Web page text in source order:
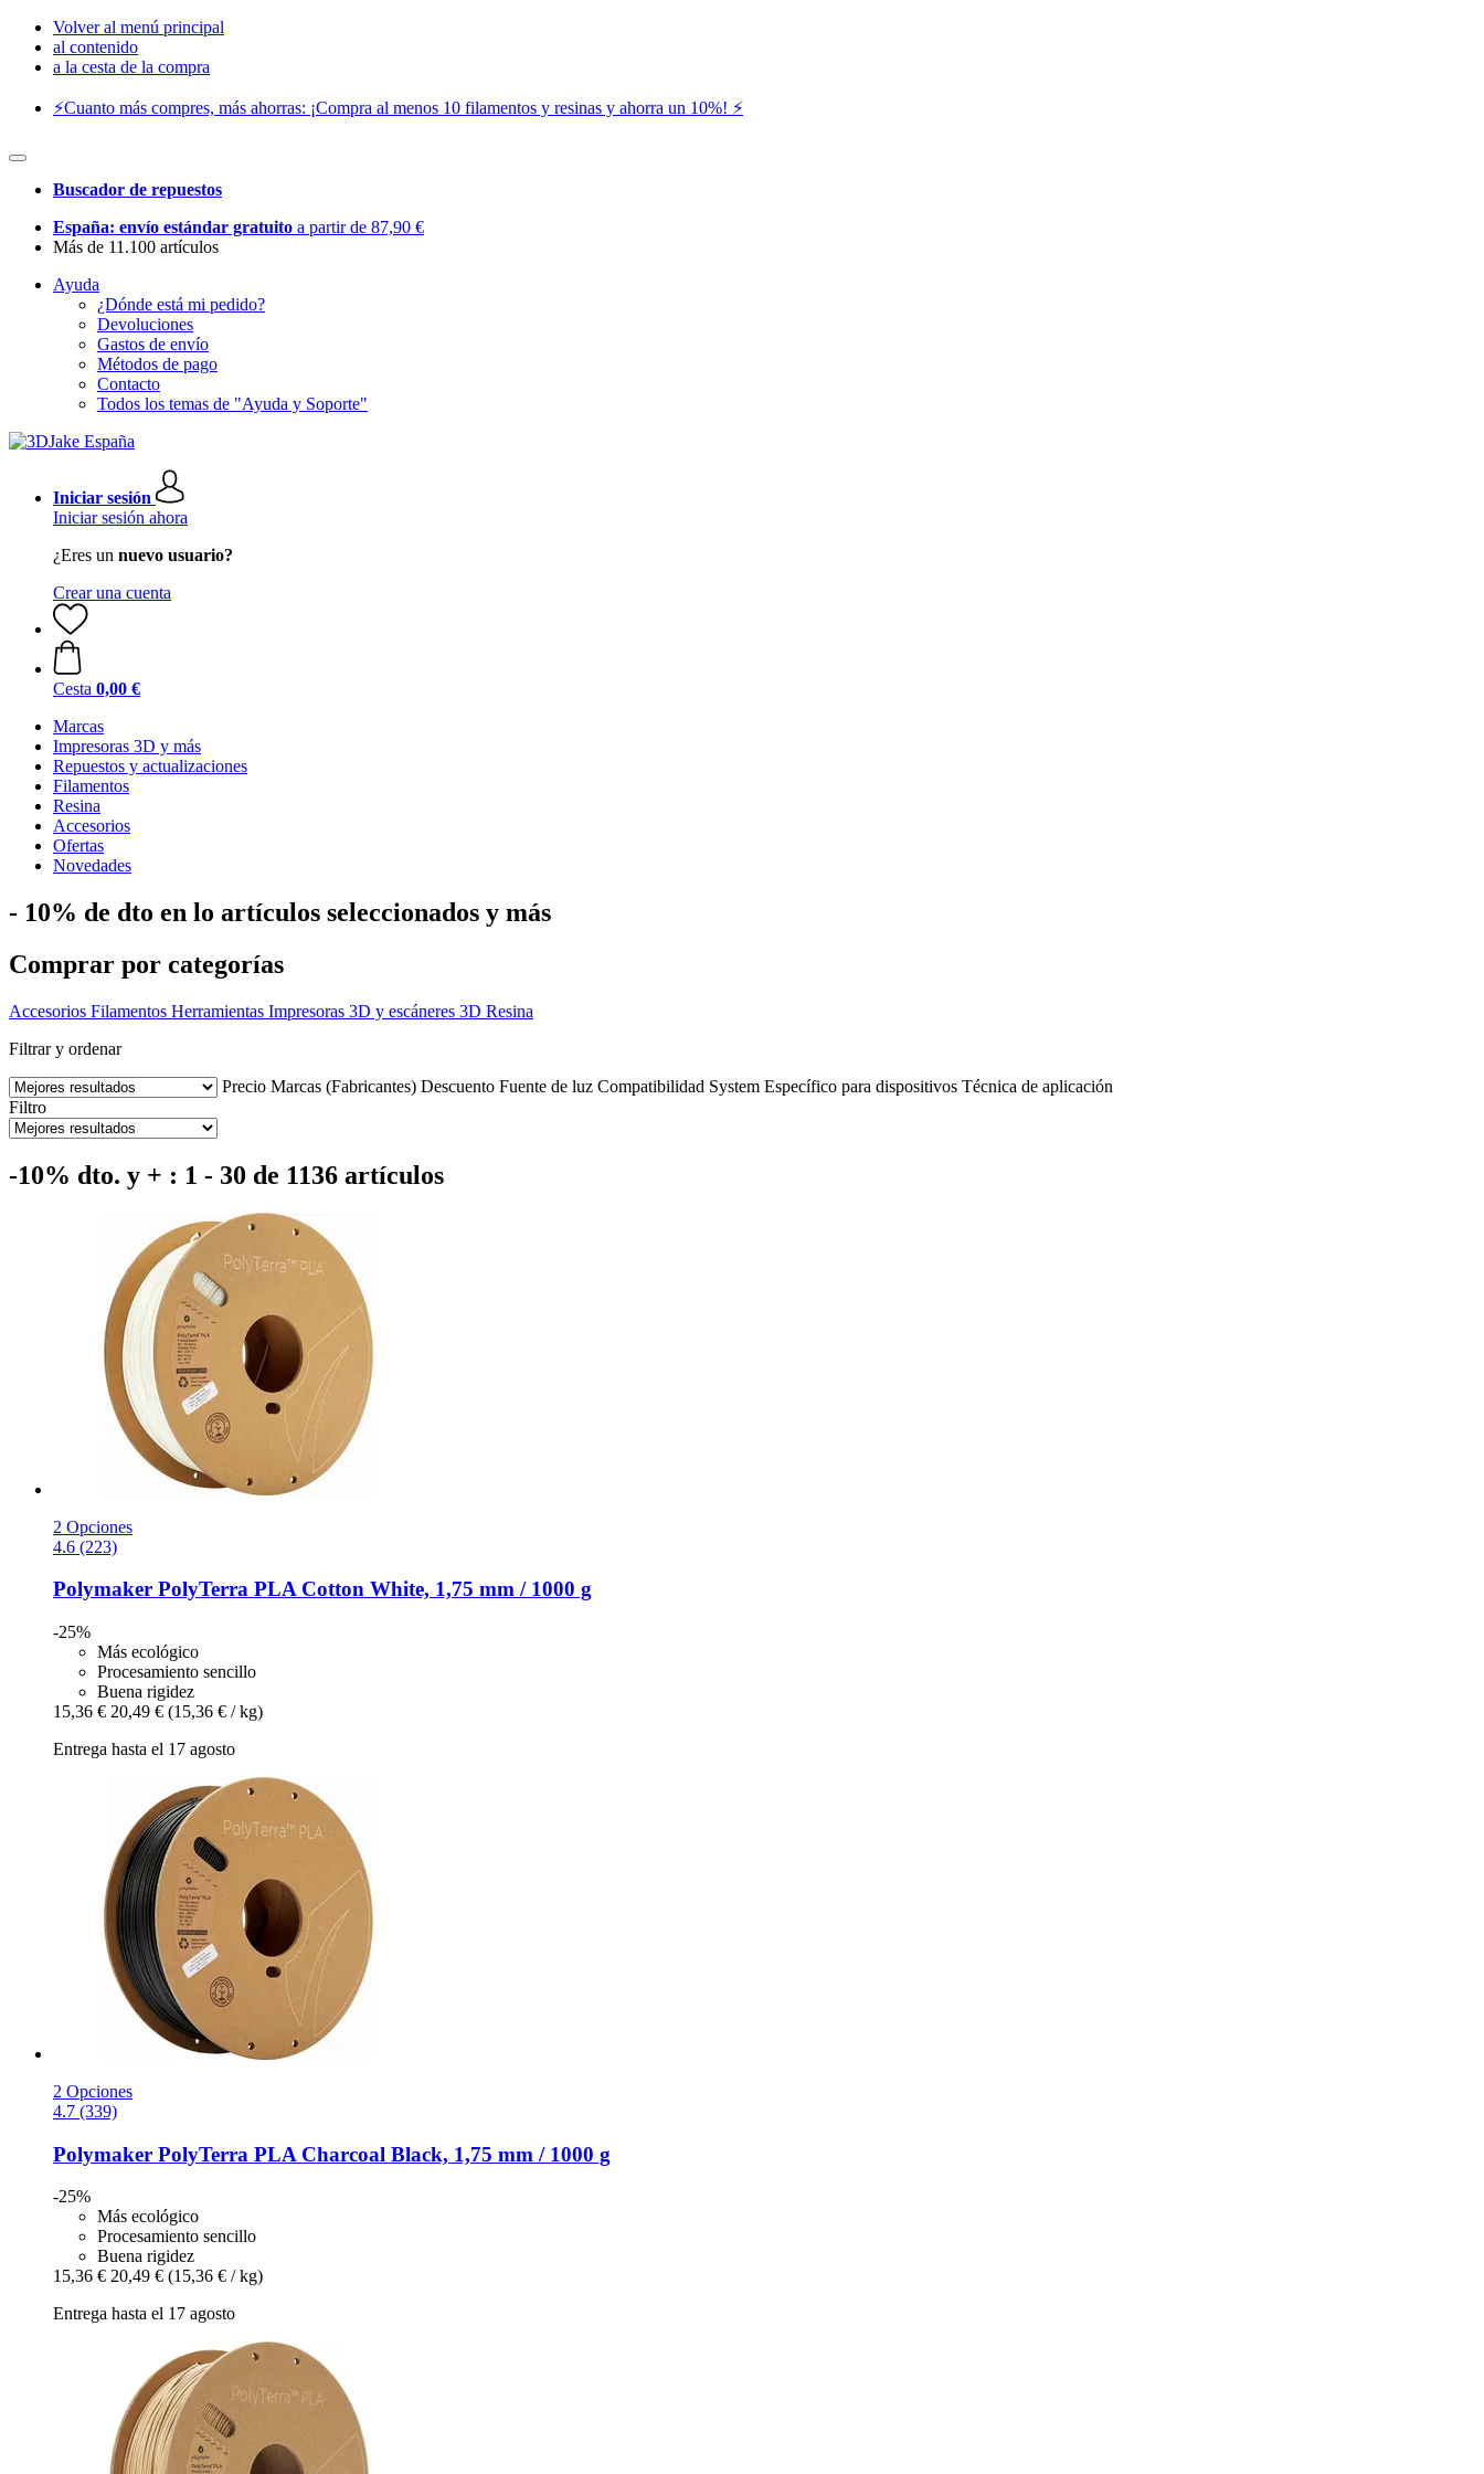
Volver al menú principal
al contenido
a la cesta de la compra
⚡️Cuanto más compres, más ahorras: ¡Compra al menos 10 filamentos y resinas y ahorra un 10%! ⚡️
Buscador de repuestos
España: envío estándar gratuito a partir de 87,90 €
Más de 11.100 artículos
Ayuda
¿Dónde está mi pedido?
Devoluciones
Gastos de envío
Métodos de pago
Contacto
Todos los temas de "Ayuda y Soporte"
Iniciar sesión
Iniciar sesión ahora
¿Eres un nuevo usuario?
Crear una cuenta
Cesta 0,00 €
Marcas
Impresoras 3D y más
Repuestos y actualizaciones
Filamentos
Resina
Accesorios
Ofertas
Novedades
- 10% de dto en lo artículos seleccionados y más
Comprar por categorías
Accesorios Filamentos Herramientas Impresoras 3D y escáneres 3D Resina
Filtrar y ordenar
Precio Marcas (Fabricantes) Descuento Fuente de luz Compatibilidad System Específico para dispositivos Técnica de aplicación
Filtro
-10% dto. y + : 1 - 30 de 1136 artículos
2 Opciones
4.6 (223)
Polymaker PolyTerra PLA Cotton White, 1,75 mm / 1000 g
-25%
Más ecológico
Procesamiento sencillo
Buena rigidez
15,36 € 20,49 € (15,36 € / kg)
Entrega hasta el 17 agosto
2 Opciones
4.7 (339)
Polymaker PolyTerra PLA Charcoal Black, 1,75 mm / 1000 g
-25%
Más ecológico
Procesamiento sencillo
Buena rigidez
15,36 € 20,49 € (15,36 € / kg)
Entrega hasta el 17 agosto